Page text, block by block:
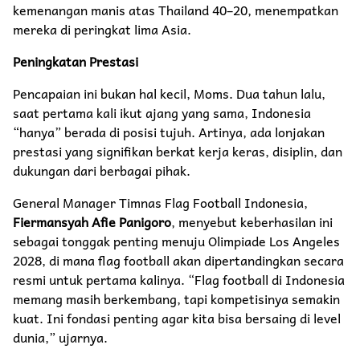
kemenangan manis atas Thailand 40–20, menempatkan
mereka di peringkat lima Asia.
Peningkatan Prestasi
Pencapaian ini bukan hal kecil, Moms. Dua tahun lalu,
saat pertama kali ikut ajang yang sama, Indonesia
“hanya” berada di posisi tujuh. Artinya, ada lonjakan
prestasi yang signifikan berkat kerja keras, disiplin, dan
dukungan dari berbagai pihak.
General Manager Timnas Flag Football Indonesia,
Fiermansyah Afie Panigoro, menyebut keberhasilan ini
sebagai tonggak penting menuju Olimpiade Los Angeles
2028, di mana flag football akan dipertandingkan secara
resmi untuk pertama kalinya. “Flag football di Indonesia
memang masih berkembang, tapi kompetisinya semakin
kuat. Ini fondasi penting agar kita bisa bersaing di level
dunia,” ujarnya.